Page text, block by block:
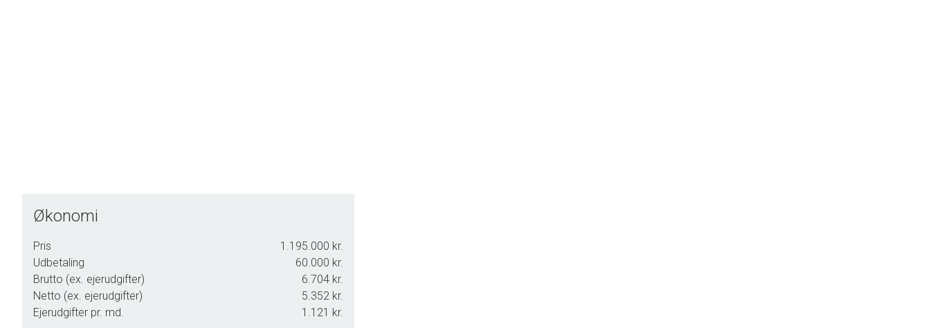
Økonomi
Pris
1.195.000 kr.
Udbetaling
60.000 kr.
Brutto (ex. ejerudgifter)
6.704 kr.
Netto (ex. ejerudgifter)
5.352 kr.
Ejerudgifter pr. md.
1.121 kr.